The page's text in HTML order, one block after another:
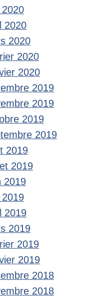
2020
2020
2020
2020
2019
2019
2019
2019
2019
2019
2019
2019
2019
2019
2019
2018
2018